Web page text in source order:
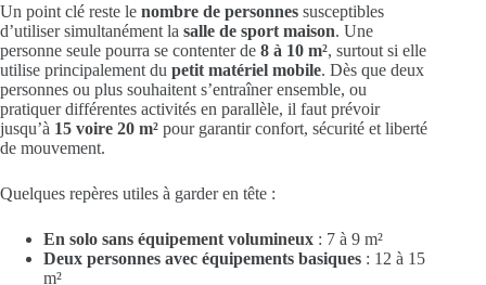
Un point clé reste le nombre de personnes susceptibles
d’utiliser simultanément la salle de sport maison. Une
personne seule pourra se contenter de 8 à 10 m², surtout si elle
utilise principalement du petit matériel mobile. Dès que deux
personnes ou plus souhaitent s’entraîner ensemble, ou
pratiquer différentes activités en parallèle, il faut prévoir
jusqu’à 15 voire 20 m² pour garantir confort, sécurité et liberté
de mouvement.
Quelques repères utiles à garder en tête :
En solo sans équipement volumineux : 7 à 9 m²
Deux personnes avec équipements basiques : 12 à 15
m²